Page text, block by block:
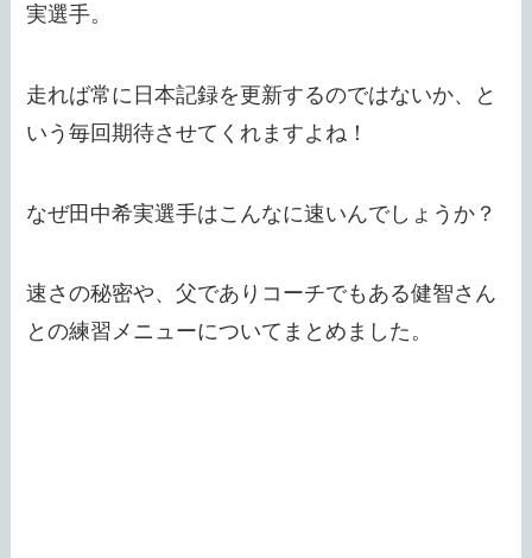
実選手。
走れば常に日本記録を更新するのではないか、と
いう毎回期待させてくれますよね！
なぜ田中希実選手はこんなに速いんでしょうか？
速さの秘密や、父でありコーチでもある健智さん
との練習メニューについてまとめました。